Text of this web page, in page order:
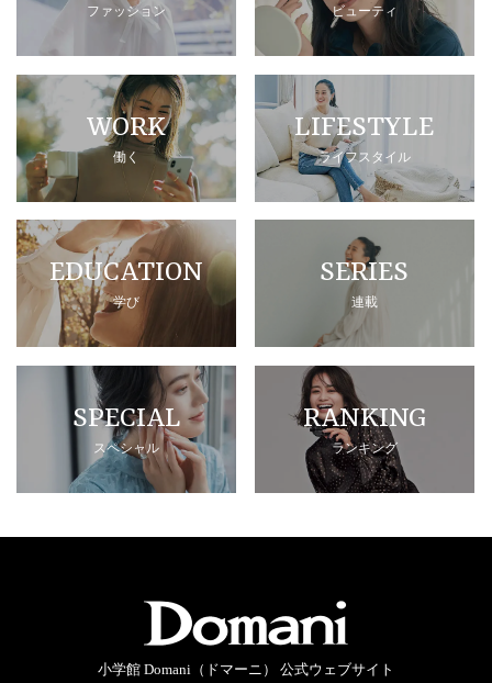
ファッション ビューティ
WORK
働く
LIFESTYLE
ライフスタイル
EDUCATION
学び
SERIES
連載
SPECIAL
スペシャル
RANKING
ランキング
小学館 Domani（ドマーニ） 公式ウェブサイト